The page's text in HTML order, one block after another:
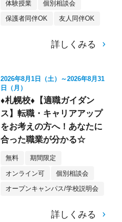
体験授業 個別相談会
保護者同伴OK 友人同伴OK
詳しくみる
2026年8月1日（土）～2026年8月31
日（月）
♦札幌校♦【適職ガイダン
ス】転職・キャリアアップ
をお考えの方へ！あなたに
合った職業が分かる☆
無料 期間限定
オンライン可 個別相談会
オープンキャンパス/学校説明会
詳しくみる